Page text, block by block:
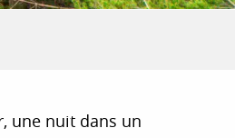
une nuit dans un